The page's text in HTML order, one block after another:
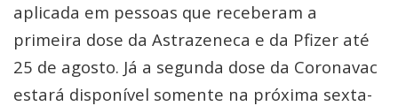
aplicada em pessoas que receberam a
primeira dose da Astrazeneca e da Pfizer até
25 de agosto. Já a segunda dose da Coronavac
estará disponível somente na próxima sexta-